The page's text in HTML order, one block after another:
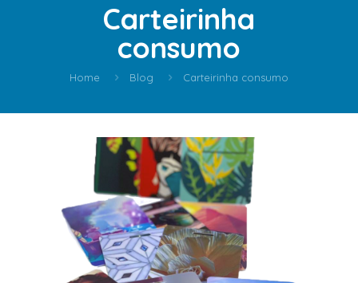
Carteirinha
consumo
Home Blog Carteirinha consumo